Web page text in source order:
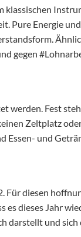
Pure Energie
gegen
werden. Fest
Zeltplatz
Essen- und
diesen
dieses Jahr
darstellt und